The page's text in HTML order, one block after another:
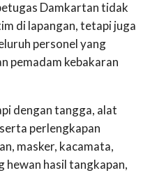
Damkartan tidak
di lapangan, tetapi juga
personel yang
pemadam kebakaran
dengan tangga, alat
perlengkapan
masker, kacamata,
hewan hasil tangkapan,